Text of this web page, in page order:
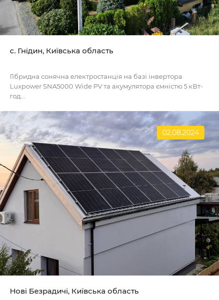
с. Гнідин, Київська область
Гібридна сонячна електростанція на базі інвертора
Luxpower SNA5000 Wide PV та акумулятора ємністю 5 кВт-
год...
02.08.2024
Нові Безрадичі, Київська область